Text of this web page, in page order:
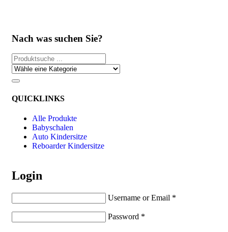
Nach was suchen Sie?
QUICKLINKS
Alle Produkte
Babyschalen
Auto Kindersitze
Reboarder Kindersitze
Login
Username or Email *
Password *